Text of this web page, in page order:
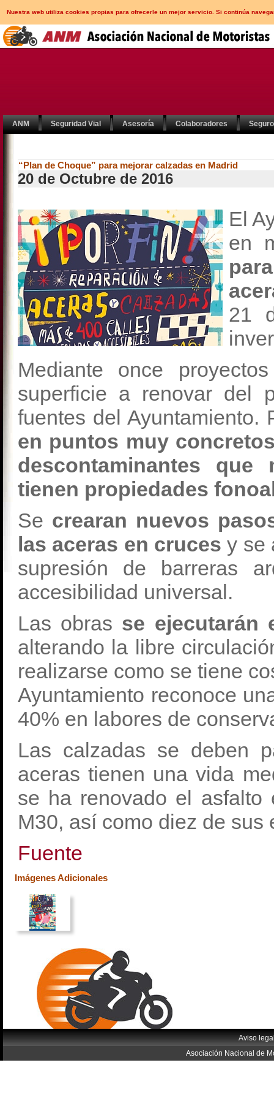
Nuestra web utiliza cookies propias para ofrecerle un mejor servicio. Si continúa
ANM Seguridad Vial Asesoría Colaboradores
“Plan de Choque” para mejorar calzadas en Madrid
20 de Octubre de 2016
El
en
21
Mediante once
superficie a renovar del
fuentes del
en puntos muy
descontaminantes
tienen propiedades
Se crearan nuevos
las aceras en cruces y se
supresión de barreras
accesibilidad universal.
Las obras se ejecutarán
alterando la libre
realizarse como se tiene
Ayuntamiento reconoce
40% en labores de
Las calzadas se deben
aceras tienen una vida
se ha renovado el
M30, así como diez de sus
Fuente
Imágenes Adicionales
Aviso
Asociación Nacional de